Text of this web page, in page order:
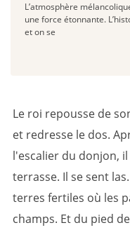
L’atmosphère
une force étonnante.
et on se
Le roi repousse de
et redresse le dos.
l'escalier du donjon,
terrasse. Il se sent
terres fertiles où les
champs. Et du pied